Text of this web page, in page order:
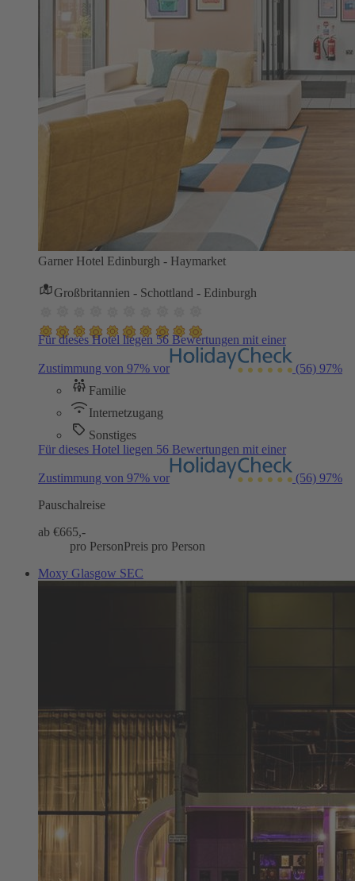
Garner Hotel Edinburgh - Haymarket
Großbritannien - Schottland - Edinburgh
Für dieses Hotel liegen 56 Bewertungen mit einer
Zustimmung von 97% vor (56) 97%
Familie
Internetzugang
Sonstiges
Für dieses Hotel liegen 56 Bewertungen mit einer
Zustimmung von 97% vor (56) 97%
Pauschalreise
ab €665,-
pro PersonPreis pro Person
Moxy Glasgow SEC